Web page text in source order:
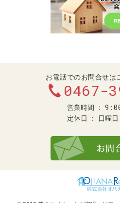
お電話でのお問合せは
0467-
営業時間
定休日 日曜日